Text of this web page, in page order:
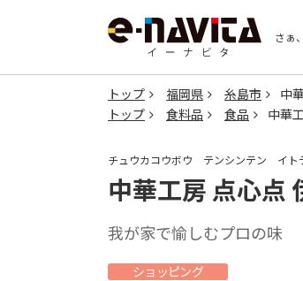
さぁ
トップ 福岡県 糸島市
中
トップ
食料品 食品 中華
チュウカコウボウ テンシンテン イト
中華工房 点心点
我が家で愉しむプロの味
ショッピング